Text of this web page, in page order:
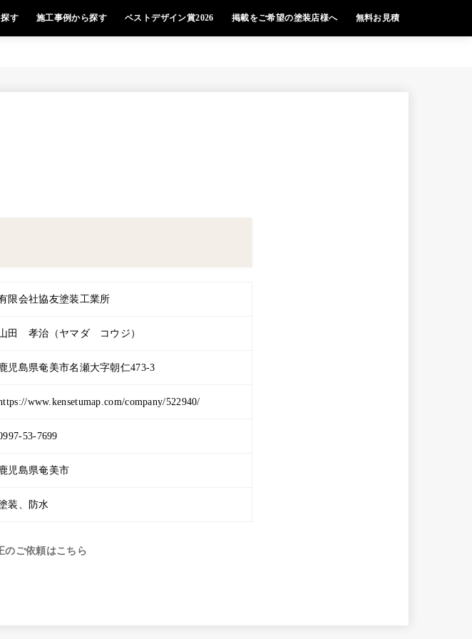
す 施工事例から探す ベストデザイン賞2026 掲載をご希望の塗装店様へ 無料お見積
限会社協友塗装工業所
田 孝治（ヤマダ コウジ）
児島県奄美市名瀬大字朝仁473-3
www.kensetumap.com/company/522940/
53-7699
児島県奄美市
装、防水
のご依頼はこちら